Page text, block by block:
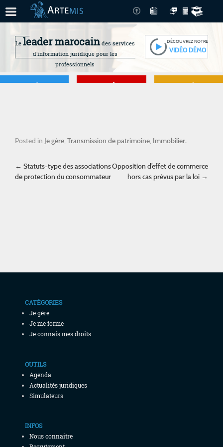
Le leader marocaindes services
d'information juridique pour les
professionnels
DÉCOUVREZ NOTRE
VIDÉO DÉMO
Je gère Je me forme
Je connais mes
Posted in Je gère Transmission de patrimoine Immobilier.
Post navigation
← Statuts-type des associations
de protection du consommateur
Opposition d’effet de commerce
hors cas prévus par la loi →
CATÉGORIES
Je gère
Je me forme
Je connais mes droits
OUTILS
Agenda
Actualités juridiques
Simulateurs
INFOS
Nous connaitre